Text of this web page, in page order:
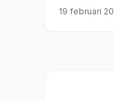
19 februari